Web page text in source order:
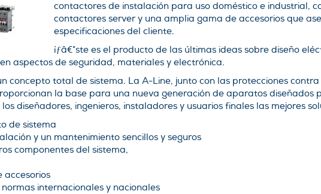
contactores de instalación para uso doméstico e industrial,
contactores server y una amplia gama de accesorios que
especificaciones del cliente.
íƒâ€°ste es el producto de las últimas ideas sobre diseño
aspectos de seguridad, materiales y electrónica.
concepto total de sistema. La A-Line, junto con las protecciones
la base para una nueva generación de aparatos diseñados
diseñadores, ingenieros, instaladores y usuarios finales las mejores
de sistema
y un mantenimiento sencillos y seguros
componentes del sistema,
accesorios
internacionales y nacionales